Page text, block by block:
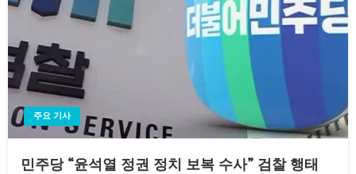
주요 기사
민주당 “윤석열 정권 정치 보복 수사” 검찰 행태